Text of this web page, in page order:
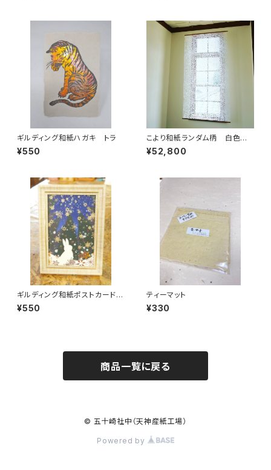
ギルディング和紙ハガキ トラ
¥550
こより和紙ランダム柄 白色 1
30cmx240cm
¥52,800
ギルディング和紙ポストカード
雪と兎クリスマスver
¥550
ティーマット
¥330
商品一覧に戻る
© 五十崎社中（天神産紙工場）
Powered by